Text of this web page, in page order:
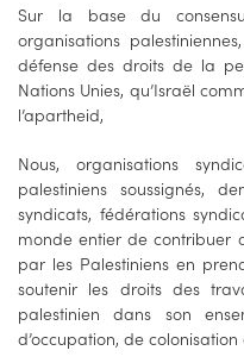
Sur la base du
organisations
défense des droits de la
Nations Unies, qu’Israël
l’apartheid,
Nous, organisations
palestiniens soussignés,
syndicats, fédérations
monde entier de contribuer
par les Palestiniens en
soutenir les droits des
palestinien dans son
d’occupation, de